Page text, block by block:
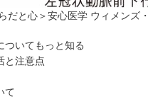
だと心＞安心医学 ウィメンズ
ついてもっと知る
と注意点
て